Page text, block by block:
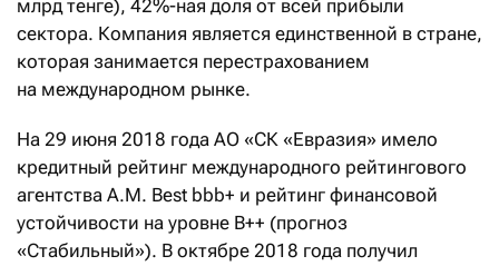
млрд тенге), 42%-ная доля от всей прибыли
сектора. Компания является единственной в стране,
которая занимается перестрахованием
на международном рынке.
На 29 июня 2018 года АО «СК «Евразия» имело
кредитный рейтинг международного рейтингового
агентства A.M. Best bbb+ и рейтинг финансовой
устойчивости на уровне B++ (прогноз
«Стабильный»). В октябре 2018 года получил